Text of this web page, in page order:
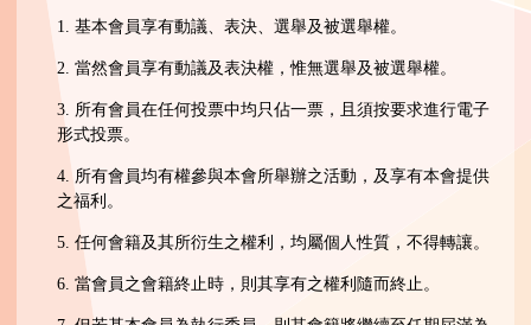
1. 基本會員享有動議、表決、選舉及被選舉權。
2. 當然會員享有動議及表決權，惟無選舉及被選舉權。
3. 所有會員在任何投票中均只佔一票，且須按要求進行電子
形式投票。
4. 所有會員均有權參與本會所舉辦之活動，及享有本會提供
之福利。
5. 任何會籍及其所衍生之權利，均屬個人性質，不得轉讓。
6. 當會員之會籍終止時，則其享有之權利隨而終止。